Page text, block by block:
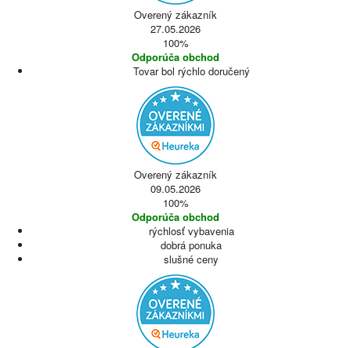
Overený zákazník
27.05.2026
100%
Odporúča obchod
Tovar bol rýchlo doručený
Overený zákazník
09.05.2026
100%
Odporúča obchod
rýchlosť vybavenia
dobrá ponuka
slušné ceny